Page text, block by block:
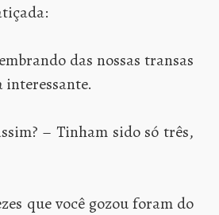
das nossas transas
interessante.
– Tinham sido só três,
que você gozou foram do